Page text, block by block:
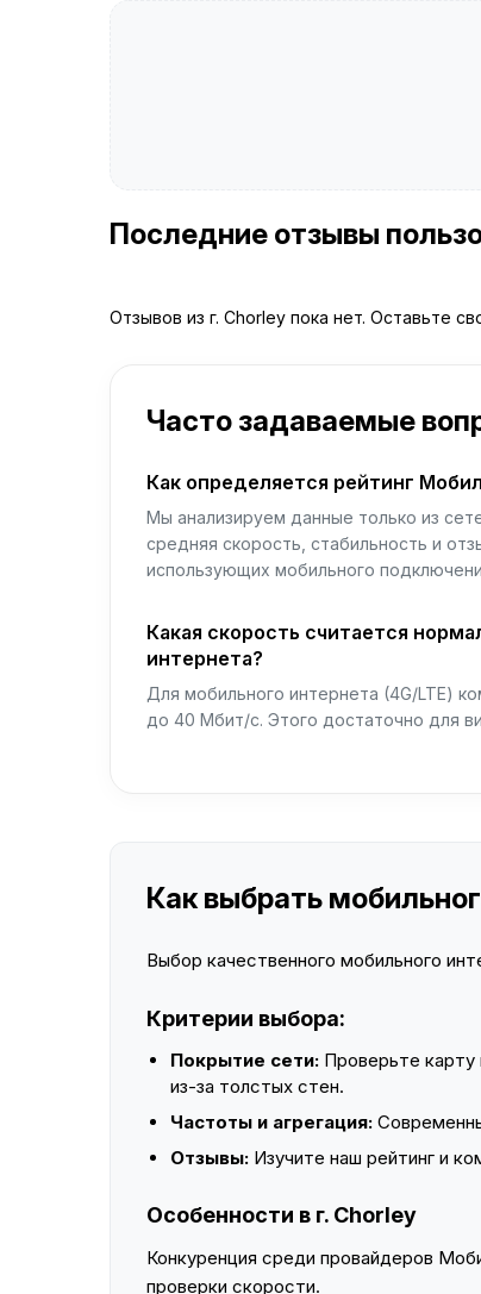
Последние отзывы
Отзывов из г. Chorley пока нет. Оставьте
Часто задаваемые
Как определяется рейтинг
Мы анализируем данные только из
средняя скорость, стабильность и
использующих мобильного
Какая скорость считается
интернета?
Для мобильного интернета (4G/LTE)
до 40 Мбит/с. Этого достаточно для
Как выбрать
Выбор качественного мобильного
Критерии выбора:
Покрытие сети: Проверьте
из-за толстых стен.
Частоты и агрегация:
Отзывы: Изучите наш рейтинг и
Особенности в г. Chorley
Конкуренция среди провайдеров
проверки скорости.